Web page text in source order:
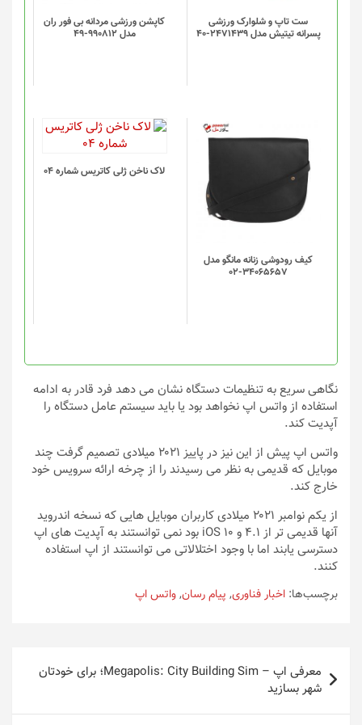
ست تاپ و شلوارک ورزشی
پسرانه تیتیش مدل 2471439-40
کاپشن ورزشی مردانه بی فور ران
مدل 990812-49
کیف رودوشی زنانه مانگو مدل
34065657-02
لاک ناخن ژلی کاتریس شماره 04
نگاهی سریع به تنظیمات دستگاه نشان می دهد فرد قادر به ادامه
استفاده از واتس اپ نخواهد بود یا باید سیستم عامل دستگاه را
آپدیت کند.
واتس اپ پیش از این نیز در پاییز ۲۰۲۱ میلادی تصمیم گرفت چند
موبایل که قدیمی به نظر می رسیدند را از چرخه ارائه سرویس خود
خارج کند.
از یکم نوامبر ۲۰۲۱ میلادی کاربران موبایل هایی که نسخه اندروید
آنها قدیمی تر از ۴.۱ و iOS ۱۰ بود نمی توانستند به آپدیت های اپ
دسترسی یابند اما با وجود اختلالاتی می توانستند از اپ استفاده
کنند.
برچسب‌ها: اخبار فناوری, پیام رسان,واتس اپ
راهبری
نوشته
معرفی اپ – Megapolis: City Building Sim؛ برای خودتان
شهر بسازید